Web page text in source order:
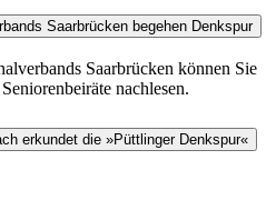
Saarbrücken begehen Denkspur
Saarbrücken können Sie
nachlesen.
erkundet die »Püttlinger Denkspur«